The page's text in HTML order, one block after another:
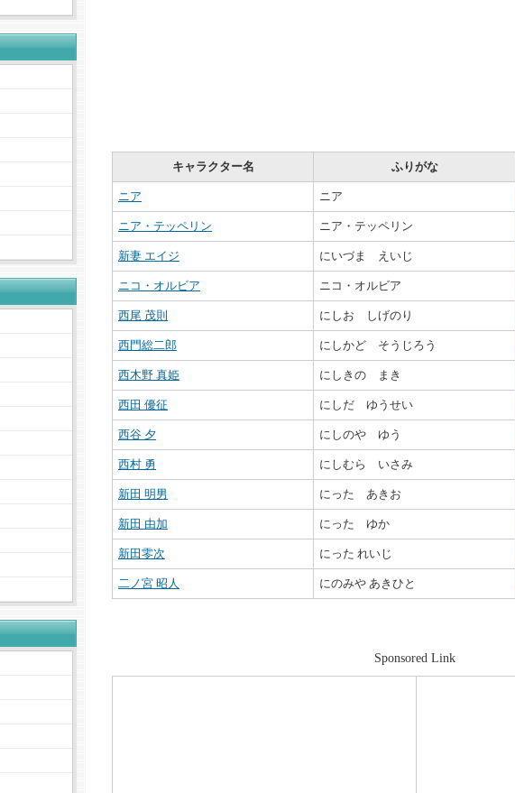
キャラクター名 ふりがな
ニア ニア
ニア・テッペリン ニア・テッペリン
新妻 エイジ にいづま えいじ
ニコ・オルビア ニコ・オルビア
西尾 茂則 にしお しげのり
西門総二郎 にしかど そうじろう
西木野 真姫 にしきの まき
西田 優征 にしだ ゆうせい
西谷 夕 にしのや ゆう
西村 勇 にしむら いさみ
新田 明男 にった あきお
新田 由加 にった ゆか
新田零次 にった れいじ
二ノ宮 昭人 にのみや あきひと
Sponsored Link